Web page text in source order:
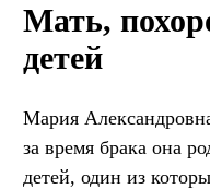
Мать,
детей
Мария
за время брака она
детей, один из